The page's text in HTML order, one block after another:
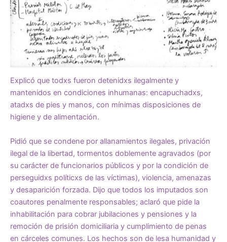
Explicó que todxs fueron detenidxs ilegalmente y
mantenidos en condiciones inhumanas: encapuchadxs,
atadxs de pies y manos, con mínimas disposiciones de
higiene y de alimentación.
Pidió que se condene por allanamientos ilegales, privación
ilegal de la libertad, tormentos doblemente agravados (por
su carácter de funcionarios públicos y por la condición de
perseguidxs políticxs de las víctimas), violencia, amenazas
y desaparición forzada. Dijo que todos los imputados son
coautores penalmente responsables; aclaró que pide la
inhabilitación para cobrar jubilaciones y pensiones y la
remoción de prisión domiciliaria y cumplimiento de penas
en cárceles comunes. Los hechos son de lesa humanidad y